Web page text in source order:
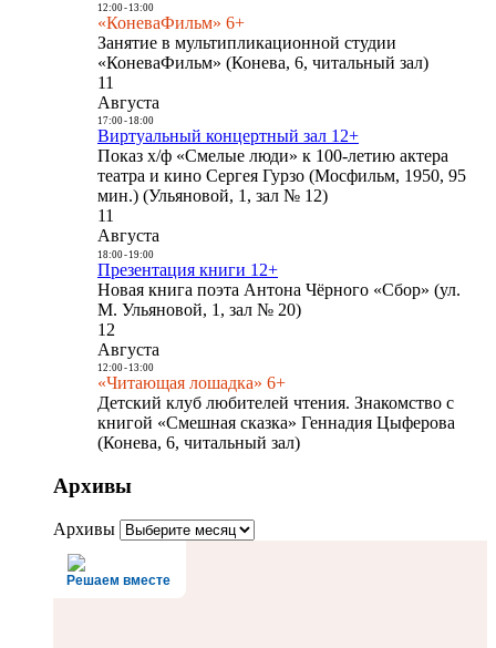
12:00- 13:00
«КоневаФильм» 6+
Занятие в мультипликационной студии
«КоневаФильм» (Конева, 6, читальный зал)
11
Августа
17:00- 18:00
Виртуальный концертный зал 12+
Показ х/ф «Смелые люди» к 100-летию актера
театра и кино Сергея Гурзо (Мосфильм, 1950, 95
мин.) (Ульяновой, 1, зал № 12)
11
Августа
18:00- 19:00
Презентация книги 12+
Новая книга поэта Антона Чёрного «Сбор» (ул.
М. Ульяновой, 1, зал № 20)
12
Августа
12:00- 13:00
«Читающая лошадка» 6+
Детский клуб любителей чтения. Знакомство с
книгой «Смешная сказка» Геннадия Цыферова
(Конева, 6, читальный зал)
Архивы
Архивы
Решаем вместе